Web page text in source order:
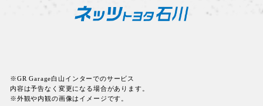
※GR Garage白山インターでのサービス
内容は予告なく変更になる場合があります。
※外観や内観の画像はイメージです。